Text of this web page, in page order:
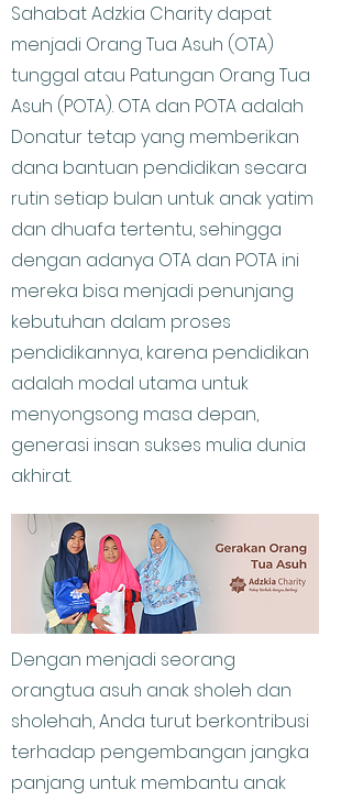
Sahabat Adzkia Charity dapat
menjadi Orang Tua Asuh (OTA)
tunggal atau Patungan Orang Tua
Asuh (POTA). OTA dan POTA adalah
Donatur tetap yang memberikan
dana bantuan pendidikan secara
rutin setiap bulan untuk anak yatim
dan dhuafa tertentu, sehingga
dengan adanya OTA dan POTA ini
mereka bisa menjadi penunjang
kebutuhan dalam proses
pendidikannya, karena pendidikan
adalah modal utama untuk
menyongsong masa depan,
generasi insan sukses mulia dunia
akhirat.
Dengan menjadi seorang
orangtua asuh anak sholeh dan
sholehah, Anda turut berkontribusi
terhadap pengembangan jangka
panjang untuk membantu anak